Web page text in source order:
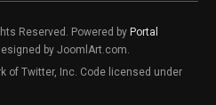
Reserved. Powered by Portal
by JoomlArt.com.
of Twitter, Inc. Code licensed under